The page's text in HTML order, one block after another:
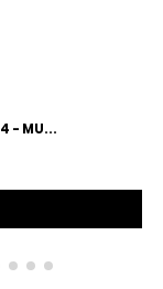
- MU...